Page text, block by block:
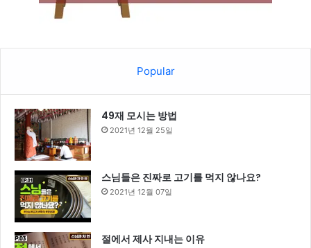
Popular
49재 모시는 방법
2021년 12월 25일
스님들은 진짜로 고기를 먹지 않나요?
2021년 12월 07일
절에서 제사 지내는 이유